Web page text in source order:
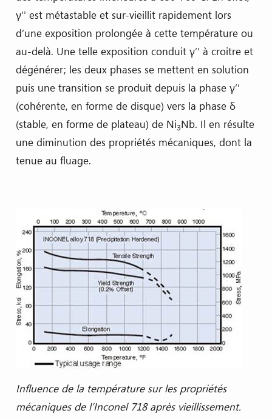
γ'' est métastable et sur-vieillit rapidement lors
d’une exposition prolongée à cette température ou
au-delà. Une telle exposition conduit γ′′ à croitre et
dégénérer; les deux phases se mettent en solution
puis une transition se produit depuis la phase γ′′
(cohérente, en forme de disque) vers la phase δ
(stable, en forme de plateau) de Ni3Nb. Il en résulte
une diminution des propriétés mécaniques, dont la
tenue au fluage.
Influence de la température sur les propriétés
mécaniques de l’Inconel 718 après vieillissement.